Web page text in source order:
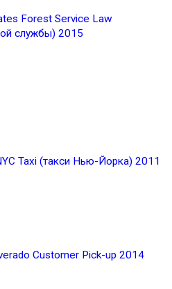
Forest Service Law
службы) 2015
Taxi (такси Нью-Йорка) 2011
Customer Pick-up 2014